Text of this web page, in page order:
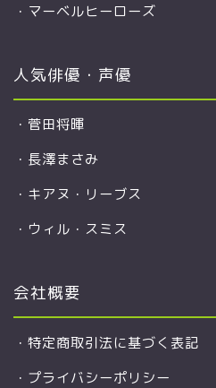
・ マーベルヒーローズ
人気俳優・声優
・ 菅田将暉
・ 長澤まさみ
・ キアヌ・リーブス
・ ウィル・スミス
会社概要
・ 特定商取引法に基づく表記
・ プライバシーポリシー